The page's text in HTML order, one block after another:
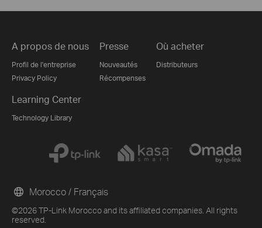
A propos de nous
Profil de l'entreprise
Privacy Policy
Presse
Nouveautés
Récompenses
Où acheter
Distributeurs
Learning Center
Technology Library
©2026 TP-Link Morocco and its affiliated companies. All rights
reserved.
Morocco / Français